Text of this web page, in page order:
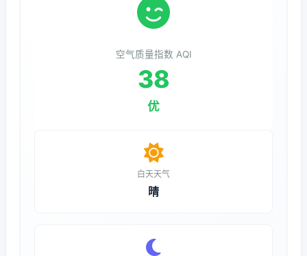
空气质量指数 AQI
38
优
白天天气
晴